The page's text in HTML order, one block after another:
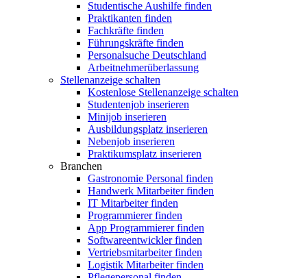
Studentische Aushilfe finden
Praktikanten finden
Fachkräfte finden
Führungskräfte finden
Personalsuche Deutschland
Arbeitnehmerüberlassung
Stellenanzeige schalten
Kostenlose Stellenanzeige schalten
Studentenjob inserieren
Minijob inserieren
Ausbildungsplatz inserieren
Nebenjob inserieren
Praktikumsplatz inserieren
Branchen
Gastronomie Personal finden
Handwerk Mitarbeiter finden
IT Mitarbeiter finden
Programmierer finden
App Programmierer finden
Softwareentwickler finden
Vertriebsmitarbeiter finden
Logistik Mitarbeiter finden